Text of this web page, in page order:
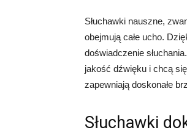
Słuchawki nauszne,
obejmują całe ucho.
doświadczenie
jakość dźwięku i chcą
zapewniają doskonałe
Słuchawki